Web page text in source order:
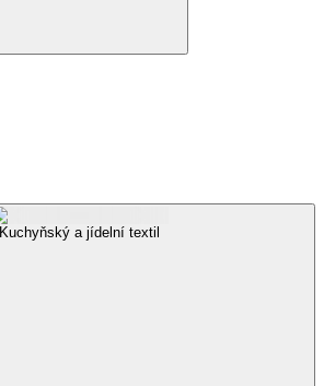
Kuchyňský a jídelní textil